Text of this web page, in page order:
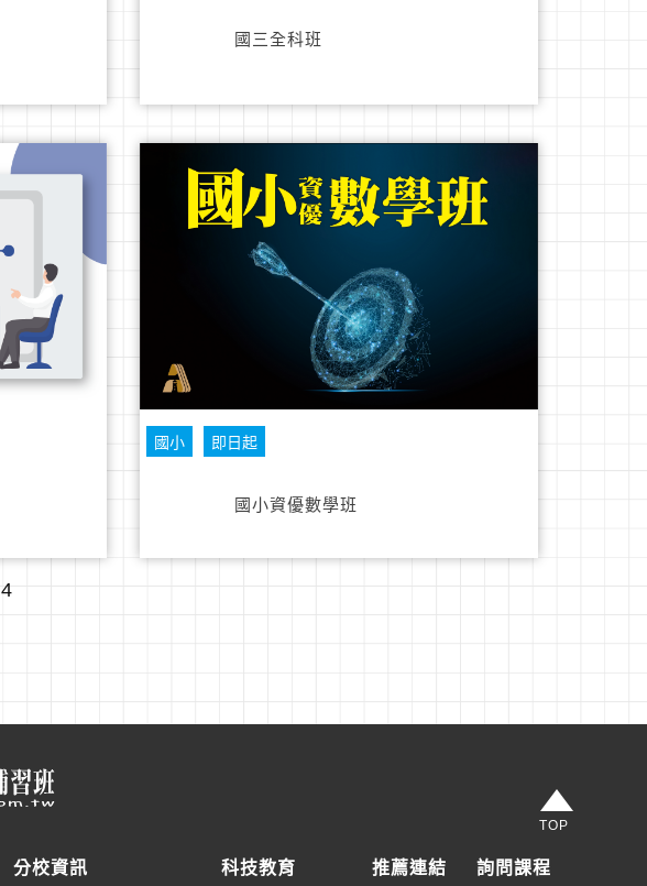
國三全科班
國小 即日起
國小資優數學班
4
分校資訊 科技教育 推薦連結 詢問課程
TOP